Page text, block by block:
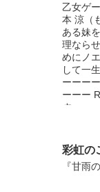
乙女ゲ
本 涼（
ある妹
理なら
めにノ
して一
ーーー
ーーー
す。
彩虹の
『甘雨